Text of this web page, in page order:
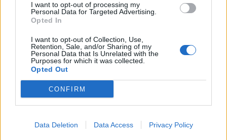
I want to opt-out of processing my
Personal Data for Targeted Advertising.
Opted In
I want to opt-out of Collection, Use,
Retention, Sale, and/or Sharing of my
Personal Data that Is Unrelated with the
Purposes for which it was collected.
Opted Out
CONFIRM
Data Deletion Data Access Privacy Policy
ΜΟΥΣΙΚΗ
Μεγάλες άριες και μελωδίες στο
Μουσείο Teriade
Το 3ο Μουσικό Φεστιβάλ του Δήμου
Μυτιλήνης συνεχίζεται την
Παρασκευή στο Κάστρο με το
Iberus Quartet και ελεύθερη είσοδο
ΡΕΠΟΡΤΑΖ ΜΟΥΣΙΚΗ
Μια ξεχωριστή μουσική βραδιά
της Μυτιλήνης